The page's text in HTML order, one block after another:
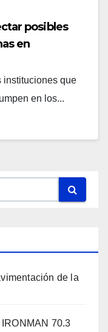
posibles
en
instituciones que
en los...
de la
70.3